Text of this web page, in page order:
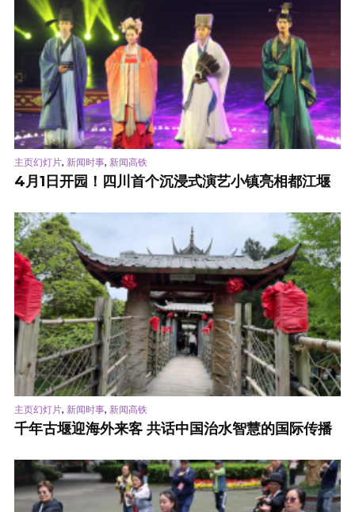
主页幻灯片, 新闻时事, 新闻高铁
4月1日开园！四川首个沉浸式演艺小镇亮相都江堰
主页幻灯片, 新闻时事, 新闻高铁
千年古堰迎海外来客 共话中国治水智慧的国际传播